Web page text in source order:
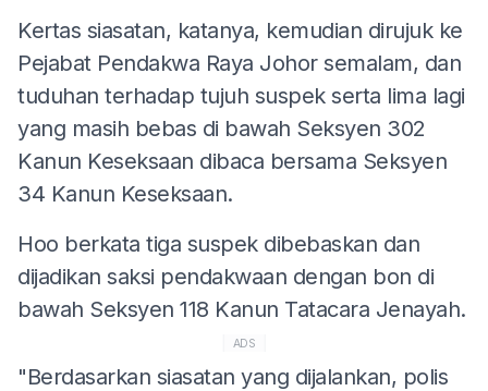
Kertas siasatan, katanya, kemudian dirujuk ke
Pejabat Pendakwa Raya Johor semalam, dan
tuduhan terhadap tujuh suspek serta lima lagi
yang masih bebas di bawah Seksyen 302
Kanun Keseksaan dibaca bersama Seksyen
34 Kanun Keseksaan.
Hoo berkata tiga suspek dibebaskan dan
dijadikan saksi pendakwaan dengan bon di
bawah Seksyen 118 Kanun Tatacara Jenayah.
ADS
"Berdasarkan siasatan yang dijalankan, polis